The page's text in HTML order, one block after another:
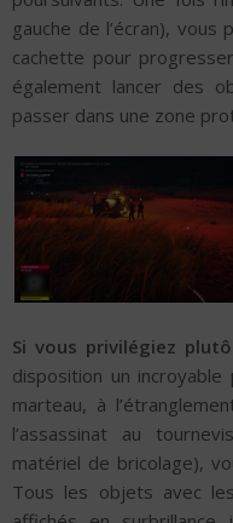
gauche de l’écran),
cachette pour
également lancer des
passer dans une zone
Si vous privilégiez
disposition un
marteau, à
l’assassinat au
matériel de bricolage),
Tous les objets avec